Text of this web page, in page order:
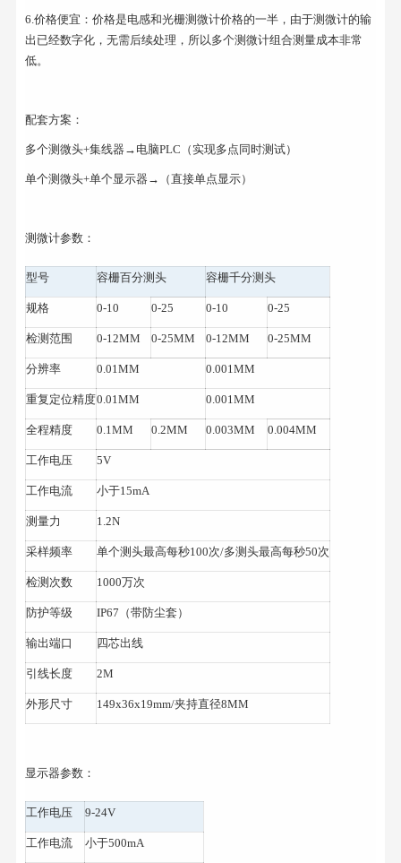
6.价格便宜：价格是电感和光栅测微计价格的一半，由于测微计的输
出已经数字化，无需后续处理，所以多个测微计组合测量成本非常
低。
配套方案：
多个测微头+集线器→电脑PLC（实现多点同时测试）
单个测微头+单个显示器→（直接单点显示）
测微计参数：
型号 容栅百分测头 容栅千分测头
规格 0-10 0-25 0-10 0-25
检测范围 0-12MM 0-25MM 0-12MM 0-25MM
分辨率 0.01MM 0.001MM
重复定位精度0.01MM 0.001MM
全程精度 0.1MM 0.2MM 0.003MM 0.004MM
工作电压 5V
工作电流 小于15mA
测量力 1.2N
采样频率 单个测头最高每秒100次/多测头最高每秒50次
检测次数 1000万次
防护等级 IP67（带防尘套）
输出端口 四芯出线
引线长度 2M
外形尺寸 149x36x19mm/夹持直径8MM
显示器参数：
工作电压 9-24V
工作电流 小于500mA